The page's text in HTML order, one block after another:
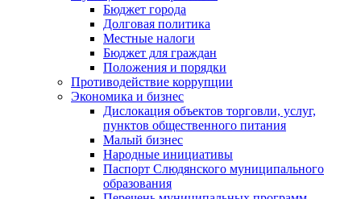
Бюджет города
Долговая политика
Местные налоги
Бюджет для граждан
Положения и порядки
Противодействие коррупции
Экономика и бизнес
Дислокация объектов торговли, услуг,
пунктов общественного питания
Малый бизнес
Народные инициативы
Паспорт Слюдянского муниципального
образования